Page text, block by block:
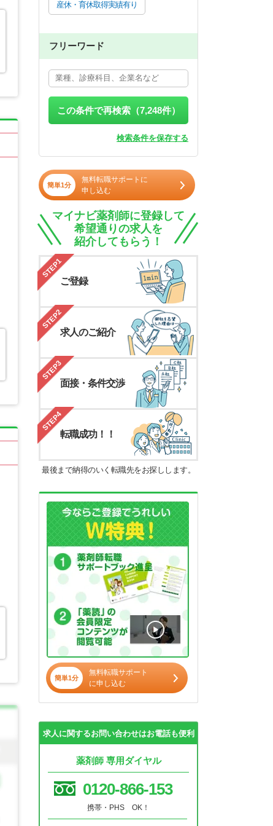
産休・育休取得実績有り
フリーワード
この条件で再検索（7,248件）
検索条件を保存する
簡単1分
無料転職サポートに
申し込む
マイナビ薬剤師に登録して
希望通りの求人を
紹介してもらう！
STEP1
ご登録
STEP2
求人のご紹介
STEP3
面接・条件交渉
STEP4
転職成功！！
最後まで納得のいく転職先をお探しします。
簡単1分
無料転職サポート
に申し込む
求人に関するお問い合わせはお電話も便利
薬剤師 専用ダイヤル
0120-866-153
携帯・PHS OK！